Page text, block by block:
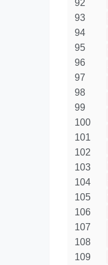
92
93
94
95
96
97
98
99
100
101
102
103
104
105
106
107
108
109